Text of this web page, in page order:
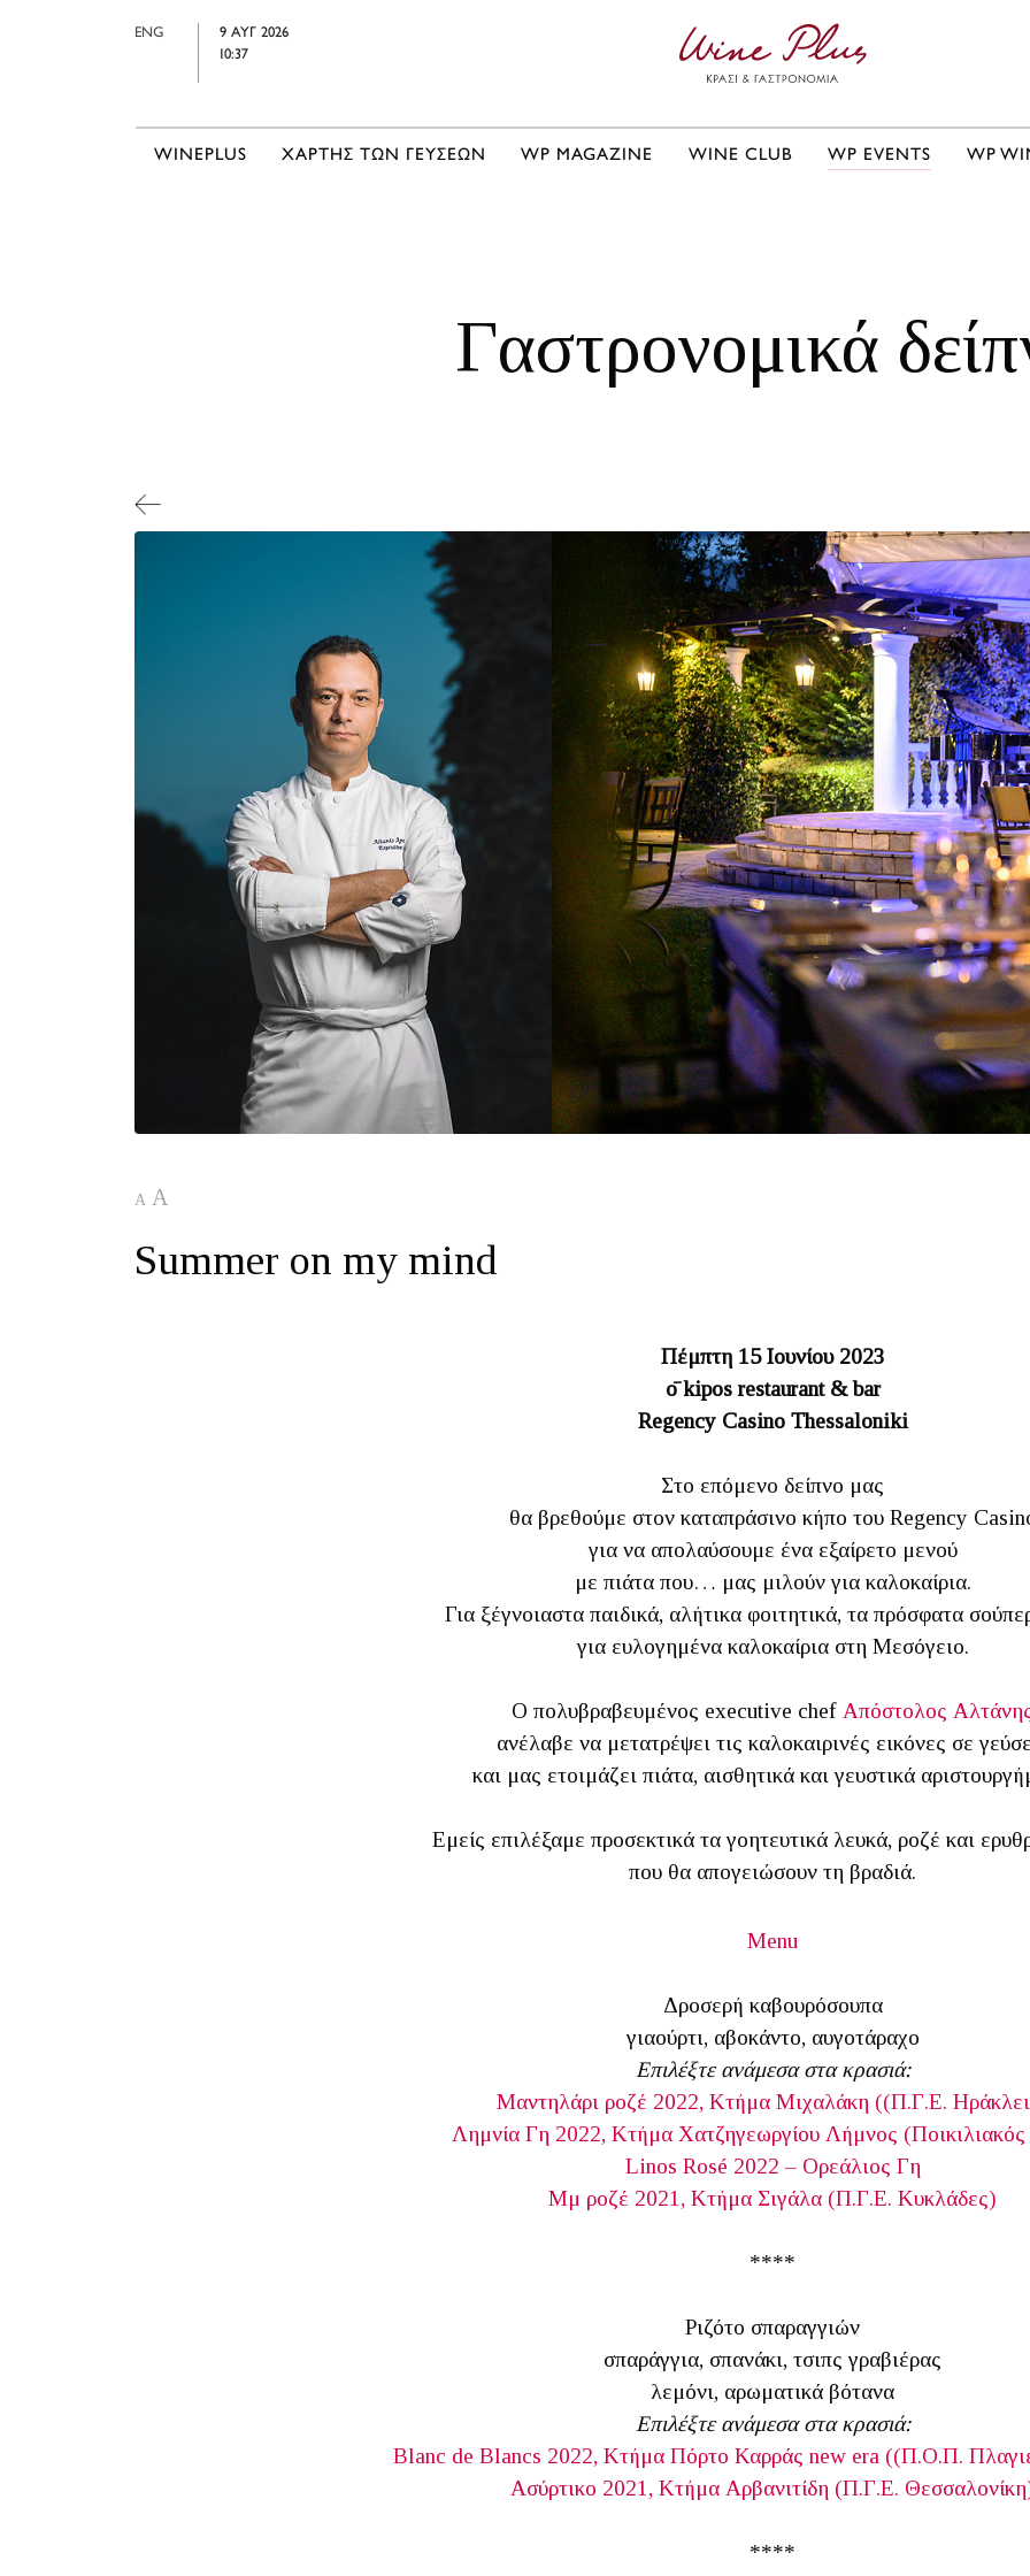
ENG
9 ΑΥΓ 2026
10:37
WINEPLUS ΧΑΡΤΗΣ ΤΩΝ ΓΕΥΣΕΩΝ WP MAGAZINE WINE CLUB WP EVENTS WP
Γαστρονομικά
A A
Summer on my mind
Πέμπτη 15 Ιουνίου 2023
ō kipos restaurant & bar
Regency Casino Thessaloniki
Στο επόμενο δείπνο μας
θα βρεθούμε στον καταπράσινο κήπο του Regency
για να απολαύσουμε ένα εξαίρετο μενού
με πιάτα που… μας μιλούν για καλοκαίρια.
Για ξέγνοιαστα παιδικά, αλήτικα φοιτητικά, τα πρόσφατα
για ευλογημένα καλοκαίρια στη Μεσόγειο.
Ο πολυβραβευμένος executive chef Απόστολος
ανέλαβε να μετατρέψει τις καλοκαιρινές εικόνες σε
και μας ετοιμάζει πιάτα, αισθητικά και γευστικά
Εμείς επιλέξαμε προσεκτικά τα γοητευτικά λευκά, ροζέ και
που θα απογειώσουν τη βραδιά.
Menu
Δροσερή καβουρόσουπα
γιαούρτι, αβοκάντο, αυγοτάραχο
Επιλέξτε ανάμεσα στα κρασιά:
Μαντηλάρι ροζέ 2022, Κτήμα Μιχαλάκη ((Π.Γ.Ε.
Λημνία Γη 2022, Κτήμα Χατζηγεωργίου Λήμνος
Linos Rosé 2022 – Ορεάλιος Γη
Μμ ροζέ 2021, Κτήμα Σιγάλα (Π.Γ.Ε. Κυκλάδες)
****
Ριζότο σπαραγγιών
σπαράγγια, σπανάκι, τσιπς γραβιέρας
λεμόνι, αρωματικά βότανα
Επιλέξτε ανάμεσα στα κρασιά:
Blanc de Blancs 2022, Κτήμα Πόρτο Καρράς new era ((Π.Ο.Π.
Ασύρτικο 2021, Κτήμα Αρβανιτίδη (Π.Γ.Ε.
****